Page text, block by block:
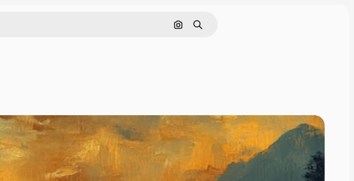
Görüntüyle ara
Aramak